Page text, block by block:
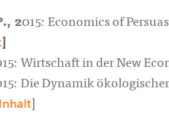
, 2015: Economics of
Wirtschaft in der New
Die Dynamik
Inhalt